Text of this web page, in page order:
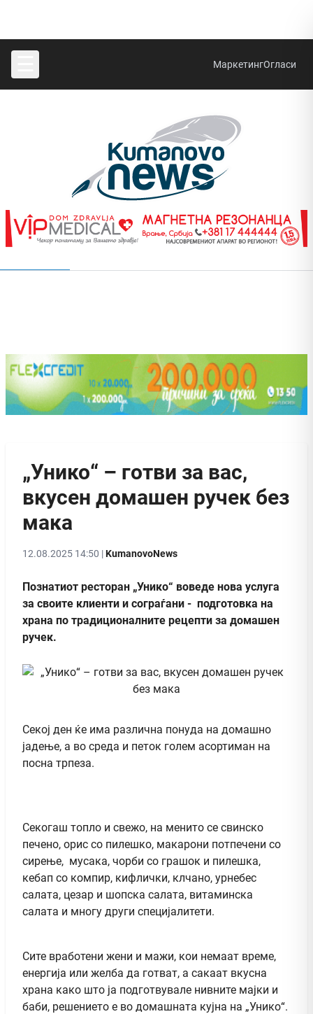
МаркетингОгласи
„Унико“ – готви за вас,
вкусен домашен ручек без
мака
12.08.2025 14:50 |KumanovoNews
Познатиот ресторан „Унико“ воведе нова услуга
за своите клиенти и сограѓани - подготовка на
храна по традиционалните рецепти за домашен
ручек.
Секој ден ќе има различна понуда на домашно
јадење, а во среда и петок голем асортиман на
посна трпеза.
Секогаш топло и свежо, на менито се свинско
печено, орис со пилешко, макарони потпечени со
сирење, мусака, чорби со грашок и пилешка,
кебап со компир, кифлички, клчано, урнебес
салата, цезар и шопска салата, витаминска
салата и многу други специјалитети.
Сите вработени жени и мажи, кои немаат време,
енергија или желба да готват, а сакаат вкусна
храна како што ја подготвувале нивните мајки и
баби, решението е во домашната кујна на „Унико“.